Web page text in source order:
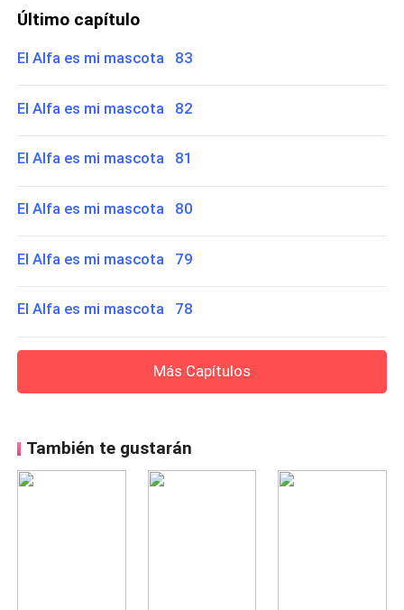
Último capítulo
El Alfa es mi mascota 83
El Alfa es mi mascota 82
El Alfa es mi mascota 81
El Alfa es mi mascota 80
El Alfa es mi mascota 79
El Alfa es mi mascota 78
Más Capítulos
También te gustarán